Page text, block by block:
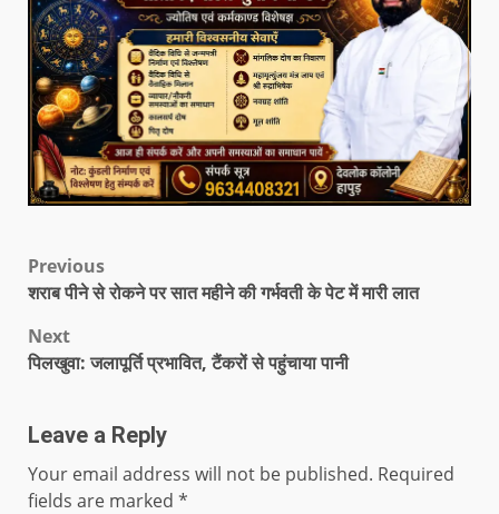
Previous
शराब पीने से रोकने पर सात महीने की गर्भवती के पेट में मारी लात
Next
पिलखुवा: जलापूर्ति प्रभावित, टैंकरों से पहुंचाया पानी
Leave a Reply
Your email address will not be published. Required
fields are marked *